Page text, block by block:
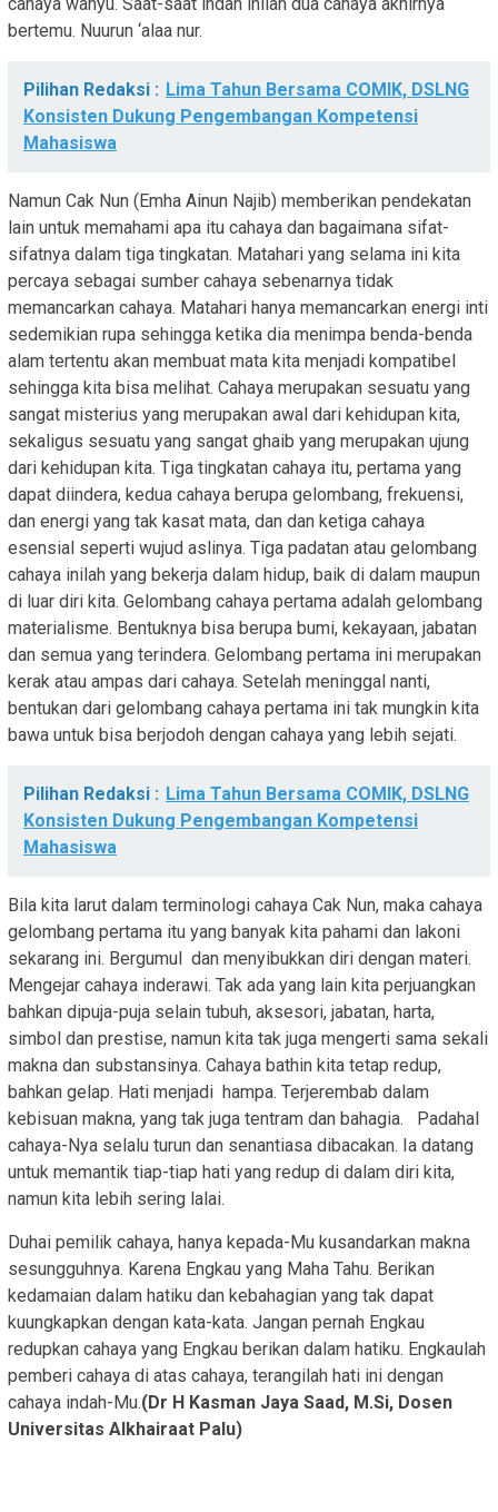
bertemu. Nuurun ‘alaa nur.
Pilihan Redaksi : Lima Tahun Bersama COMIK, DSLNG
Konsisten Dukung Pengembangan Kompetensi
Mahasiswa
Namun Cak Nun (Emha Ainun Najib) memberikan pendekatan
lain untuk memahami apa itu cahaya dan bagaimana sifat-
sifatnya dalam tiga tingkatan. Matahari yang selama ini kita
percaya sebagai sumber cahaya sebenarnya tidak
memancarkan cahaya. Matahari hanya memancarkan energi inti
sedemikian rupa sehingga ketika dia menimpa benda-benda
alam tertentu akan membuat mata kita menjadi kompatibel
sehingga kita bisa melihat. Cahaya merupakan sesuatu yang
sangat misterius yang merupakan awal dari kehidupan kita,
sekaligus sesuatu yang sangat ghaib yang merupakan ujung
dari kehidupan kita. Tiga tingkatan cahaya itu, pertama yang
dapat diindera, kedua cahaya berupa gelombang, frekuensi,
dan energi yang tak kasat mata, dan dan ketiga cahaya
esensial seperti wujud aslinya. Tiga padatan atau gelombang
cahaya inilah yang bekerja dalam hidup, baik di dalam maupun
di luar diri kita. Gelombang cahaya pertama adalah gelombang
materialisme. Bentuknya bisa berupa bumi, kekayaan, jabatan
dan semua yang terindera. Gelombang pertama ini merupakan
kerak atau ampas dari cahaya. Setelah meninggal nanti,
bentukan dari gelombang cahaya pertama ini tak mungkin kita
bawa untuk bisa berjodoh dengan cahaya yang lebih sejati.
Pilihan Redaksi : Lima Tahun Bersama COMIK, DSLNG
Konsisten Dukung Pengembangan Kompetensi
Mahasiswa
Bila kita larut dalam terminologi cahaya Cak Nun, maka cahaya
gelombang pertama itu yang banyak kita pahami dan lakoni
sekarang ini. Bergumul dan menyibukkan diri dengan materi.
Mengejar cahaya inderawi. Tak ada yang lain kita perjuangkan
bahkan dipuja-puja selain tubuh, aksesori, jabatan, harta,
simbol dan prestise, namun kita tak juga mengerti sama sekali
makna dan substansinya. Cahaya bathin kita tetap redup,
bahkan gelap. Hati menjadi hampa. Terjerembab dalam
kebisuan makna, yang tak juga tentram dan bahagia. Padahal
cahaya-Nya selalu turun dan senantiasa dibacakan. Ia datang
untuk memantik tiap-tiap hati yang redup di dalam diri kita,
namun kita lebih sering lalai.
Duhai pemilik cahaya, hanya kepada-Mu kusandarkan makna
sesungguhnya. Karena Engkau yang Maha Tahu. Berikan
kedamaian dalam hatiku dan kebahagian yang tak dapat
kuungkapkan dengan kata-kata. Jangan pernah Engkau
redupkan cahaya yang Engkau berikan dalam hatiku. Engkaulah
pemberi cahaya di atas cahaya, terangilah hati ini dengan
cahaya indah-Mu.(Dr H Kasman Jaya Saad, M.Si, Dosen
Universitas Alkhairaat Palu)